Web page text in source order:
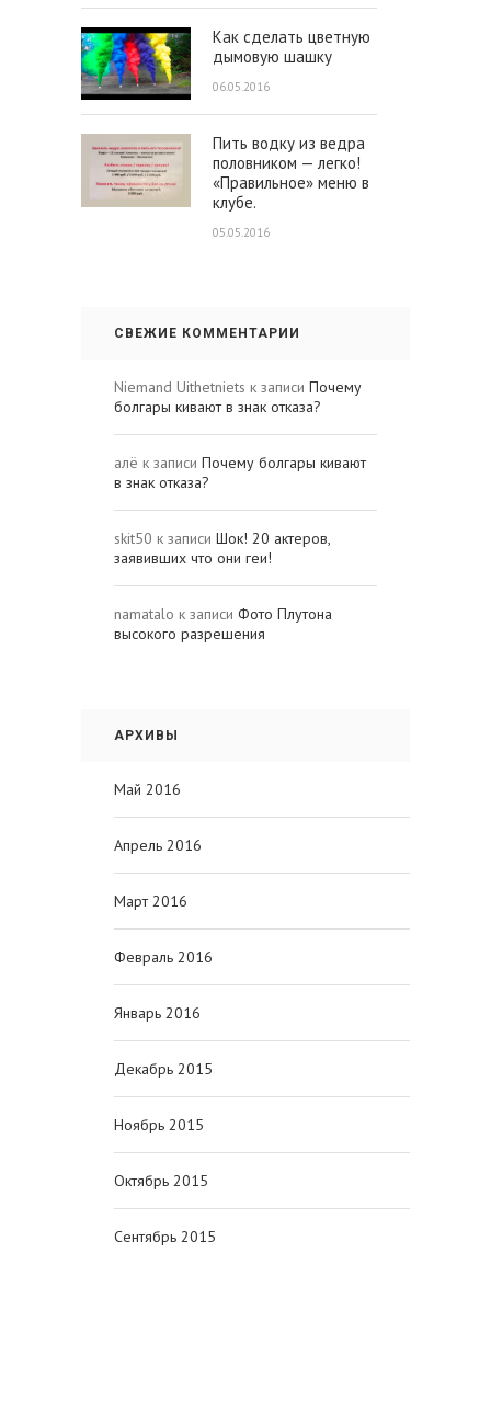
Как сделать цветную
дымовую шашку
06.05.2016
Пить водку из ведра
половником — легко!
«Правильное» меню в
клубе.
05.05.2016
СВЕЖИЕ КОММЕНТАРИИ
Niemand Uithetniets к записи Почему
болгары кивают в знак отказа?
алё к записи Почему болгары кивают
в знак отказа?
skit50 к записи Шок! 20 актеров,
заявивших что они геи!
namatalo к записи Фото Плутона
высокого разрешения
АРХИВЫ
Май 2016
Апрель 2016
Март 2016
Февраль 2016
Январь 2016
Декабрь 2015
Ноябрь 2015
Октябрь 2015
Сентябрь 2015